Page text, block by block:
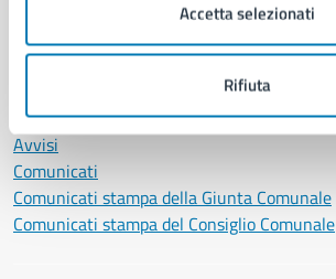
Accetta selezionati
Rifiuta
Notizie
Avvisi
Comunicati
Comunicati stampa della Giunta Comunale
Comunicati stampa del Consiglio Comunale